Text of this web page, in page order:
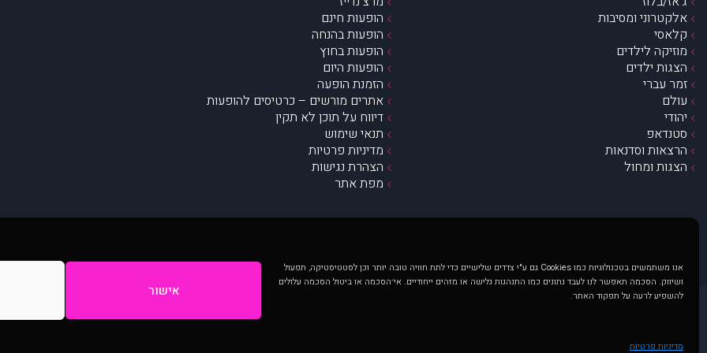
אנו משתמשים בטכנולוגיות כמו Cookies גם ע"י צדדים שלישיים כדי לתת חוויה טובה יותר וכן לסטטיסטיקה, תפעול
ושיווק. הסכמה תאפשר לנו לעבד נתונים כמו התנהגות גלישה או מזהים ייחודיים. אי־הסכמה או ביטול הסכמה עלולים
להשפיע לרעה על תפקוד האתר.
אישור
מדיניות פרטיות
אלקטרוני ומסיבות
קלאסי
מוזיקה לילדים
הצגות ילדים
זמר עברי
עולם
יהודי
סטנדאפ
הרצאות וסדנאות
הצגות ומחול
הופעות חינם
הופעות בהנחה
הופעות בחוץ
הופעות היום
הזמנת הופעה
אתרים מורשים – כרטיסים להופעות
דיווח על תוכן לא תקין
תנאי שימוש
מדיניות פרטיות
הצהרת נגישות
מפת אתר